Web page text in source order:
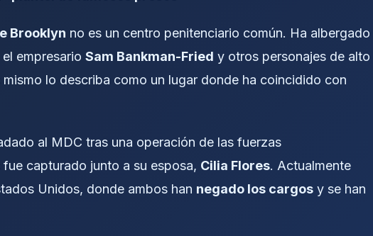
Brooklyn no es un centro penitenciario común. Ha albergado
el empresario Sam Bankman-Fried y otros personajes de alto
lo describa como un lugar donde ha coincidido con
al MDC tras una operación de las fuerzas
fue capturado junto a su esposa, Cilia Flores. Actualmente
Unidos, donde ambos han negado los cargos y se han